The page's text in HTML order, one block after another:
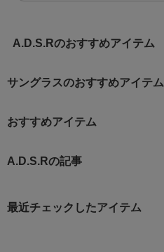
A.D.S.Rのおすすめアイテム
サングラスのおすすめアイテム
おすすめアイテム
A.D.S.Rの記事
最近チェックしたアイテム